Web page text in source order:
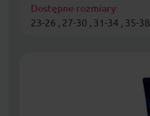
Dostępne rozmiary:
23-26 , 27-30 , 31-34 , 35-38